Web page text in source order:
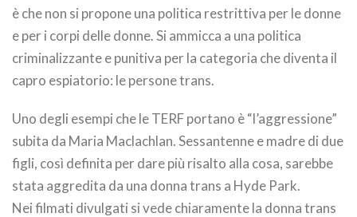
è che non si propone una politica restrittiva per le donne
e per i corpi delle donne. Si ammicca a una politica
criminalizzante e punitiva per la categoria che diventa il
capro espiatorio: le persone trans.
Uno degli esempi che le TERF portano è “l’aggressione”
subita da Maria Maclachlan. Sessantenne e madre di due
figli, così definita per dare più risalto alla cosa, sarebbe
stata aggredita da una donna trans a Hyde Park.
Nei filmati divulgati si vede chiaramente la donna trans